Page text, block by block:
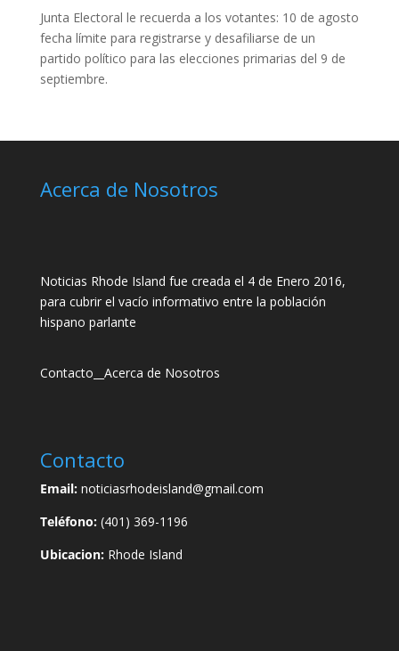
Junta Electoral le recuerda a los votantes: 10 de agosto
fecha límite para registrarse y desafiliarse de un
partido político para las elecciones primarias del 9 de
septiembre.
Acerca de Nosotros
Noticias Rhode Island fue creada el 4 de Enero 2016,
para cubrir el vacío informativo entre la población
hispano parlante
Contacto Acerca de Nosotros
Contacto
Email:noticiasrhodeisland@gmail.com
Teléfono:(401) 369-1196
Ubicacion:Rhode Island